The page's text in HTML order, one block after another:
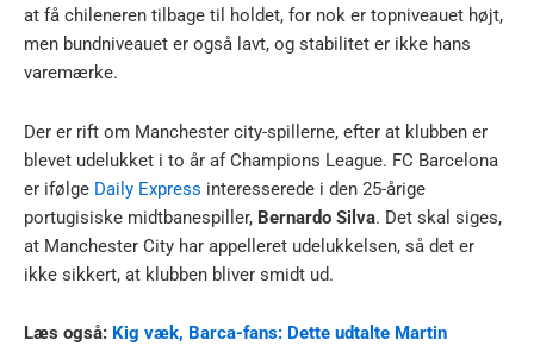
at få chileneren tilbage til holdet, for nok er topniveauet højt,
men bundniveauet er også lavt, og stabilitet er ikke hans
varemærke.
Der er rift om Manchester city-spillerne, efter at klubben er
blevet udelukket i to år af Champions League. FC Barcelona
er ifølge Daily Express interesserede i den 25-årige
portugisiske midtbanespiller, Bernardo Silva. Det skal siges,
at Manchester City har appelleret udelukkelsen, så det er
ikke sikkert, at klubben bliver smidt ud.
Læs også: Kig væk, Barca-fans: Dette udtalte Martin